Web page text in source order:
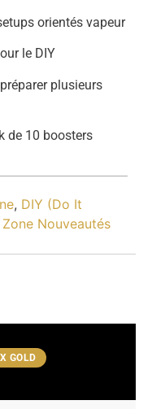
orientés vapeur
le DIY
plusieurs
de 10 boosters
, DIY (Do It
Zone Nouveautés
GOLD